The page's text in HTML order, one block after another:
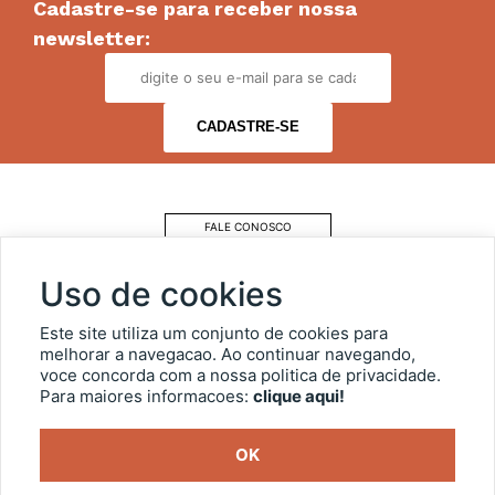
Cadastre-se para receber nossa
newsletter:
FALE CONOSCO
ESTACIONAMENTO
OUVIDORIA
TRANSPARÊNCIA
Uso de cookies
Este site utiliza um conjunto de cookies para
melhorar a navegacao. Ao continuar navegando,
voce concorda com a nossa politica de privacidade.
Para maiores informacoes: clique aqui!
OK